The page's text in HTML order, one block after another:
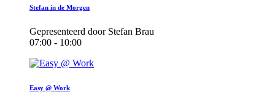
Stefan in de Morgen
Gepresenteerd door Stefan Brau
07:00 - 10:00
Easy @ Work